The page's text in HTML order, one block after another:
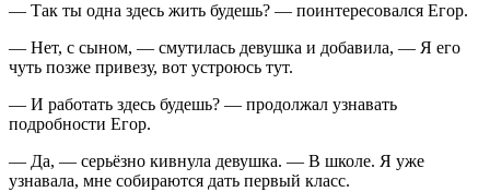
— Так ты одна здесь жить будешь? — поинтересовался Егор.
— Нет, с сыном, — смутилась девушка и добавила, — Я его
чуть позже привезу, вот устроюсь тут.
— И работать здесь будешь? — продолжал узнавать
подробности Егор.
— Да, — серьёзно кивнула девушка. — В школе. Я уже
узнавала, мне собираются дать первый класс.